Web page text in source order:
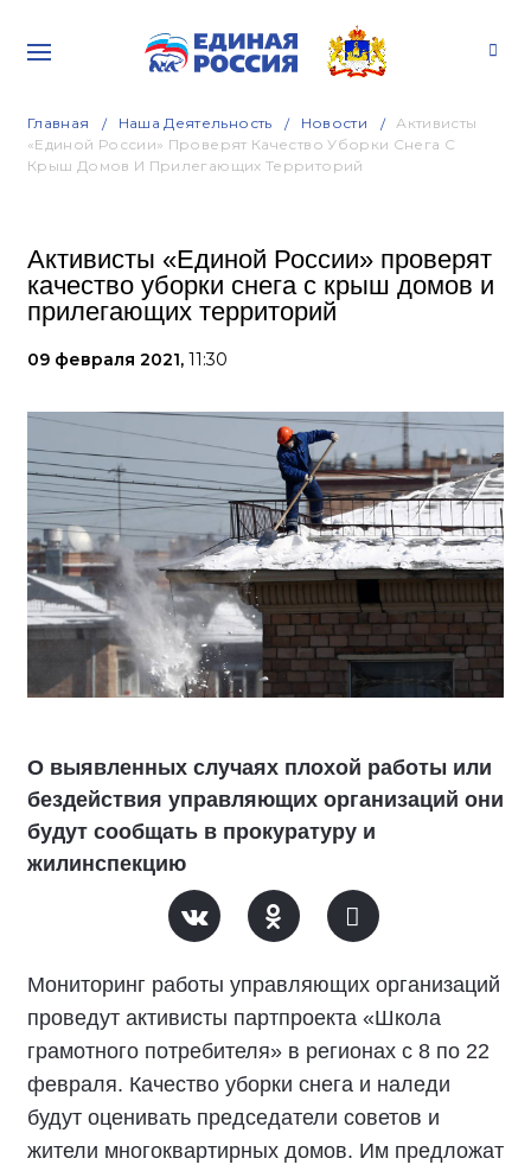
Главная Наша Деятельность Новости
Активисты
«Единой России» Проверят Качество Уборки Снега С
Крыш Домов И Прилегающих Территорий
Активисты «Единой России» проверят
качество уборки снега с крыш домов и
прилегающих территорий
09 февраля 2021, 11:30
О выявленных случаях плохой работы или
бездействия управляющих организаций они
будут сообщать в прокуратуру и
жилинспекцию
Мониторинг работы управляющих организаций
проведут активисты партпроекта «Школа
грамотного потребителя» в регионах с 8 по 22
февраля. Качество уборки снега и наледи
будут оценивать председатели советов и
жители многоквартирных домов. Им предложат